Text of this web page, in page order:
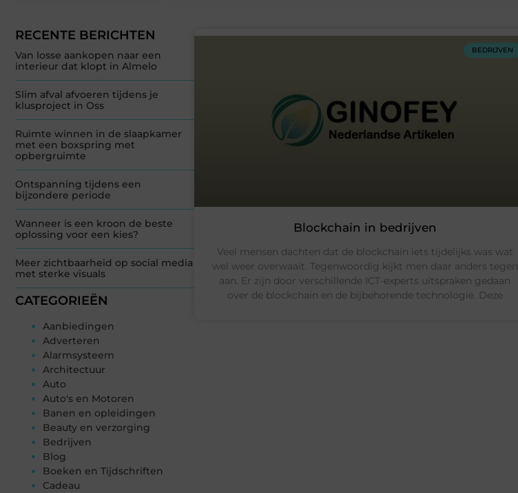
RECENTE BERICHTEN
Van losse aankopen naar een
interieur dat klopt in Almelo
Slim afval afvoeren tijdens je
klusproject in Oss
Ruimte winnen in de slaapkamer
met een boxspring met
opbergruimte
Ontspanning tijdens een
bijzondere periode
Wanneer is een kroon de beste
oplossing voor een kies?
Meer zichtbaarheid op social media
met sterke visuals
CATEGORIEËN
Aanbiedingen
Adverteren
Alarmsysteem
Architectuur
Auto
Auto's en Motoren
Banen en opleidingen
Beauty en verzorging
Bedrijven
Blog
Boeken en Tijdschriften
Cadeau
BEDRIJVEN
Blockchain in bedrijven
Veel mensen dachten dat de blockchain iets tijdelijks was wat
wel weer overwaait. Tegenwoordig kijkt men daar anders tegen
aan. Er zijn door verschillende ICT-experts uitspraken gedaan
over de blockchain en de bijbehorende technologie. Deze